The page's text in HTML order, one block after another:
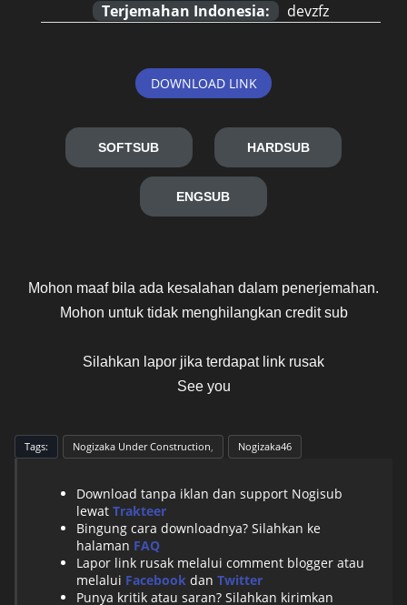
Terjemahan Indonesia:
devzfz
DOWNLOAD LINK
SOFTSUB HARDSUB
ENGSUB
Mohon maaf bila ada kesalahan dalam penerjemahan.
Mohon untuk tidak menghilangkan credit sub
Silahkan lapor jika terdapat link rusak
See you
Tags: Nogizaka Under Construction Nogizaka46
Download tanpa iklan dan support Nogisub
lewat Trakteer
Bingung cara downloadnya? Silahkan ke
halaman FAQ
Lapor link rusak melalui comment blogger atau
melalui Facebook dan Twitter
Punya kritik atau saran? Silahkan kirimkan